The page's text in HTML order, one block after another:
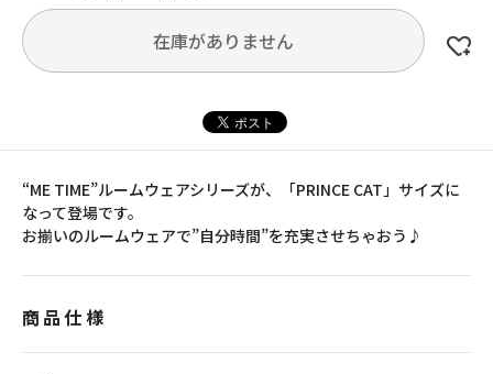
在庫がありません
“ME TIME”ルームウェアシリーズが、「PRINCE CAT」サイズに
なって登場です。
お揃いのルームウェアで”自分時間”を充実させちゃおう♪
商品仕様